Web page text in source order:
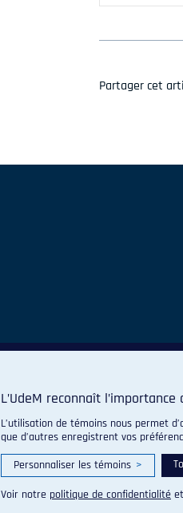
Partager cet
L’UdeM reconnaît
L’utilisation de témoins nous permet
que d’autres enregistrent vos
Personnaliser les témoins >
Voir notre politique de confidentialité